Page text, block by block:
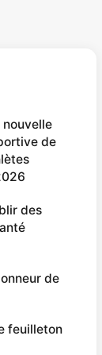
de
des
de
feuilleton